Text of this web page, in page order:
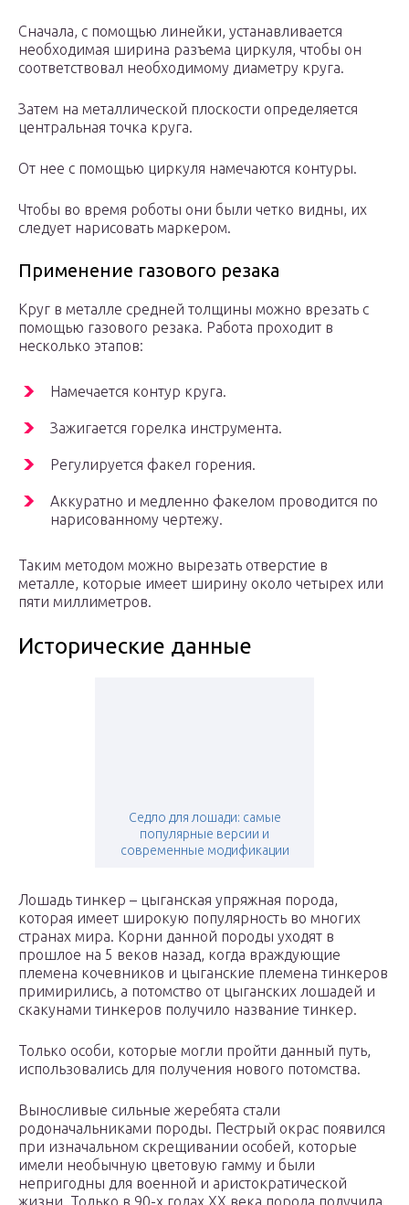
Сначала, с помощью линейки, устанавливается
необходимая ширина разъема циркуля, чтобы он
соответствовал необходимому диаметру круга.
Затем на металлической плоскости определяется
центральная точка круга.
От нее с помощью циркуля намечаются контуры.
Чтобы во время роботы они были четко видны, их
следует нарисовать маркером.
Применение газового резака
Круг в металле средней толщины можно врезать с
помощью газового резака. Работа проходит в
несколько этапов:
Намечается контур круга.
Зажигается горелка инструмента.
Регулируется факел горения.
Аккуратно и медленно факелом проводится по
нарисованному чертежу.
Таким методом можно вырезать отверстие в
металле, которые имеет ширину около четырех или
пяти миллиметров.
Исторические данные
Седло для лошади: самые
популярные версии и
современные модификации
Лошадь тинкер – цыганская упряжная порода,
которая имеет широкую популярность во многих
странах мира. Корни данной породы уходят в
прошлое на 5 веков назад, когда враждующие
племена кочевников и цыганские племена тинкеров
примирились, а потомство от цыганских лошадей и
скакунами тинкеров получило название тинкер.
Только особи, которые могли пройти данный путь,
использовались для получения нового потомства.
Выносливые сильные жеребята стали
родоначальниками породы. Пестрый окрас появился
при изначальном скрещивании особей, которые
имели необычную цветовую гамму и были
непригодны для военной и аристократической
жизни. Только в 90-х годах XX века порода получила